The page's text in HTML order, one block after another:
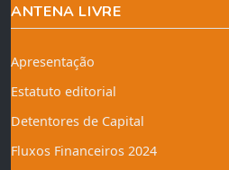
ANTENA LIVRE
Apresentação
Estatuto editorial
Detentores de Capital
Fluxos Financeiros 2024